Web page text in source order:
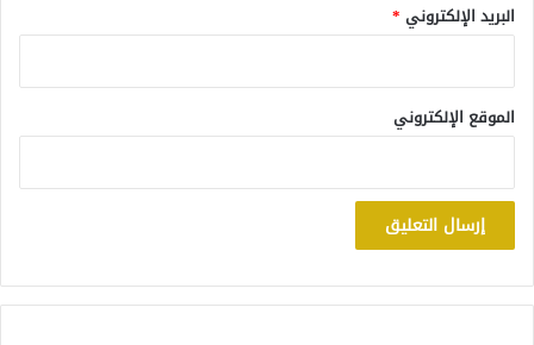
البريد الإلكتروني *
الموقع الإلكتروني